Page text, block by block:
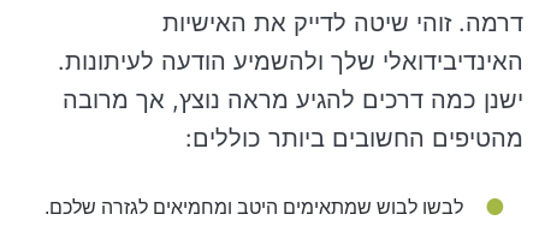
דרמה. זוהי שיטה לדייק את האישיות
האינדיבידואלי שלך ולהשמיע הודעה לעיתונות.
ישנן כמה דרכים להגיע מראה נוצץ, אך מרובה
מהטיפים החשובים ביותר כוללים:
לבשו לבוש שמתאימים היטב ומחמיאים לגזרה שלכם.